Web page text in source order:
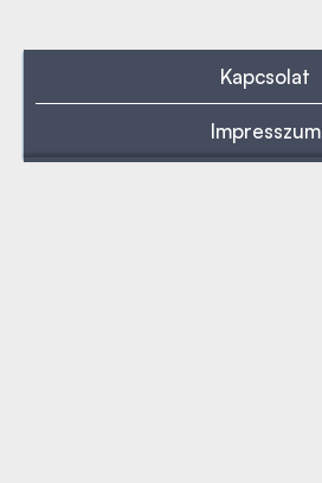
Kapcsolat
Impresszum